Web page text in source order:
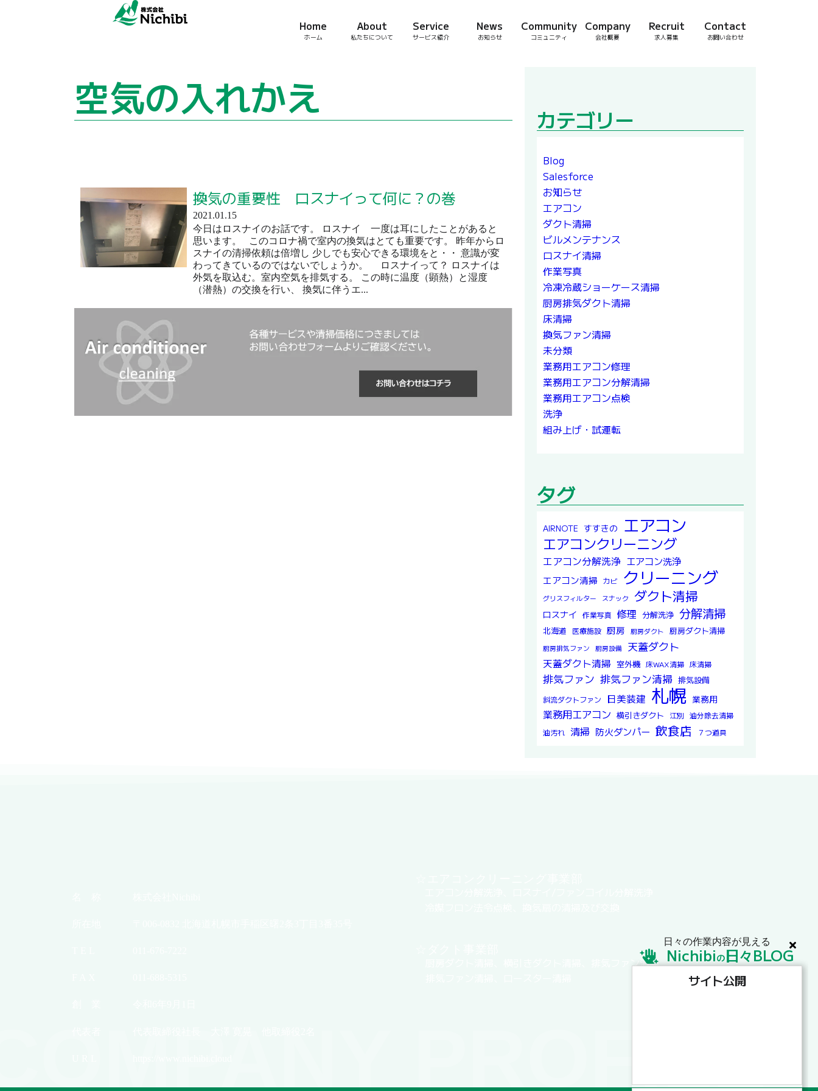
Home
ホーム
About
私たちについて
Service
サービス紹介
News
お知らせ
Community
コミュニティ
Company
会社概要
Recruit
求人募集
Contact
お問い合わせ
空気の入れかえ
換気の重要性 ロスナイって何に？の巻
2021.01.15
今日はロスナイのお話です。 ロスナイ 一度は耳にしたことがあると
思います。 このコロナ禍で室内の換気はとても重要です。 昨年からロ
スナイの清掃依頼は倍増し 少しでも安心できる環境をと・・ 意識が変
わってきているのではないでしょうか。 ロスナイって？ ロスナイは
外気を取込む。室内空気を排気する。 この時に温度（顕熱）と湿度
（潜熱）の交換を行い、 換気に伴うエ...
カテゴリー
Blog
Salesforce
お知らせ
エアコン
ダクト清掃
ビルメンテナンス
ロスナイ清掃
作業写真
冷凍冷蔵ショーケース清掃
厨房排気ダクト清掃
床清掃
換気ファン清掃
未分類
業務用エアコン修理
業務用エアコン分解清掃
業務用エアコン点検
洗浄
組み上げ・試運転
タグ
AIRNOTE すすきの エアコン
エアコンクリーニング
エアコン分解洗浄 エアコン洗浄
エアコン清掃 カビ クリーニング
グリスフィルター スナック ダクト清掃
ロスナイ 作業写真 修理 分解洗浄 分解清掃
北海道 医療施設 厨房 厨房ダクト 厨房ダクト清掃
厨房排気ファン 厨房設備 天蓋ダクト
天蓋ダクト清掃 室外機 床WAX清掃 床清掃
排気ファン 排気ファン清掃 排気設備
斜流ダクトファン 日美装建 札幌 業務用
業務用エアコン 横引きダクト 江別 油分除去清掃
油汚れ 清掃 防火ダンパー 飲食店 ７つ道具
厨房ダクト清掃、横引きダクト清掃、排気ファン清掃
PROFILE
日々の作業内容が見える
Nichibiの日々BLOG
サイト公開